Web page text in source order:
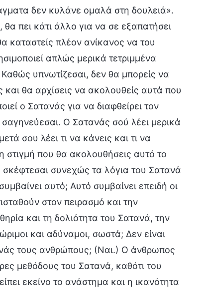
δεν κυλάνε ομαλά στη δουλειά».
πει κάτι άλλο για να σε εξαπατήσει
καταστείς πλέον ανίκανος να του
απλώς μερικά τετριμμένα
υπνωτίζεσαι, δεν θα μπορείς να
και θα αρχίσεις να ακολουθείς αυτά που
ο Σατανάς για να διαφθείρει τον
Ο Σατανάς σού λέει μερικά
σου λέει τι να κάνεις και τι να
στιγμή που θα ακολουθήσεις αυτό το
συνεχώς τα λόγια του Σατανά
αυτό; Αυτό συμβαίνει επειδή οι
στον πειρασμό και την
και τη δολιότητα του Σατανά, την
και αδύναμοι, σωστά; Δεν είναι
τους ανθρώπους; (Ναι.) Ο άνθρωπος
μεθόδους του Σατανά, καθότι του
εκείνο το ανάστημα και η ικανότητα